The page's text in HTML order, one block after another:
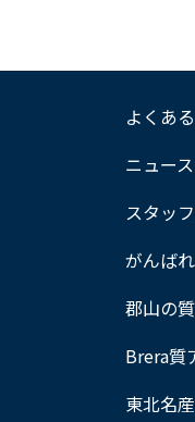
よくあ
ニュー
スタッ
がんば
郡山の
Brera質
東北名